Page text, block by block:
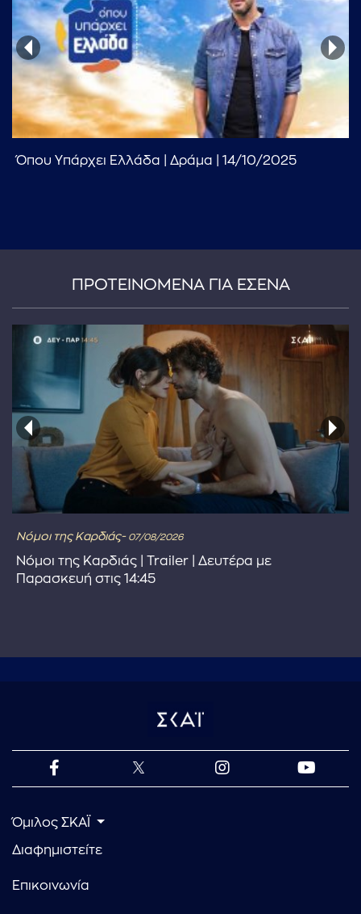
Όπου Υπάρχει Ελλάδα | Δράμα | 14/10/2025
ΠΡΟΤΕΙΝΟΜΕΝΑ ΓΙΑ ΕΣΕΝΑ
Νόμοι της Καρδιάς- 07/08/2026
Νόμοι της Καρδιάς | Trailer | Δευτέρα με
Παρασκευή στις 14:45
Όμιλος ΣΚΑΪ
Διαφημιστείτε
Επικοινωνία